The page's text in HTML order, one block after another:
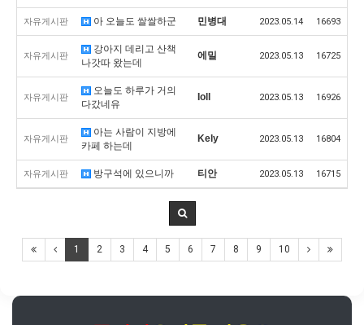
자유게시판 아 오늘도 쌀쌀하군 민병대 2023.05.14 16693
자유게시판
강아지 데리고 산책
나갓따 왔는데
에밀 2023.05.13 16725
자유게시판
오늘도 하루가 거의
다갔네유
Ioll 2023.05.13 16926
자유게시판
아는 사람이 지방에
카페 하는데
Kely 2023.05.13 16804
자유게시판 방구석에 있으니까 티안 2023.05.13 16715
1 2 3 4 5 6 7 8 9 10